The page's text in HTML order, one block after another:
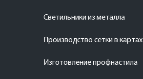
Светильники из металла
Производство сетки в картах
Изготовление профнастила